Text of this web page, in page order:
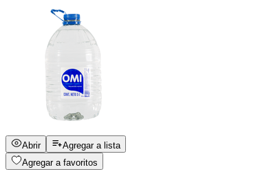
Abrir
Agregar a lista
Agregar a favoritos